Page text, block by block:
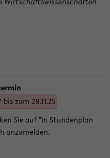
zum 28.11.25
Sie auf "In Stundenplan
anzumelden.